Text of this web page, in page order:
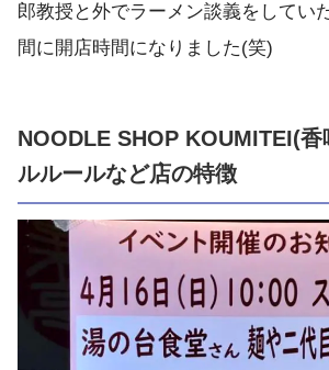
郎教授と外でラーメン談義をしてい
間に開店時間になりました(笑)
NOODLE SHOP KOUMITEI(香
ルルールなど店の特徴